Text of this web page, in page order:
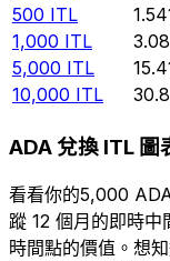
500 ITL
1,000 ITL
5,000 ITL
10,000 ITL
ADA 兌換 ITL 圖
看看你的5,000
蹤 12 個月的即時中
時間點的價值。想